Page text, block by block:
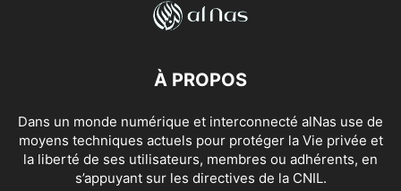
À PROPOS
Dans un monde numérique et interconnecté alNas use de
moyens techniques actuels pour protéger la Vie privée et
la liberté de ses utilisateurs, membres ou adhérents, en
s’appuyant sur les directives de la CNIL.